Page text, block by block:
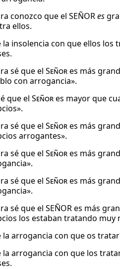
conozco que el SEÑORes
ellos.
la insolencia con que ellos los
sé que el Señores más
con arrogancia».
que el Señores mayor que
sé que el Señores más
arrogantes».
sé que el Señores más
sé que el Señores más
sé que el SEÑOR es más
los estaban tratando muy
la arrogancia con que os
la arrogancia con que los